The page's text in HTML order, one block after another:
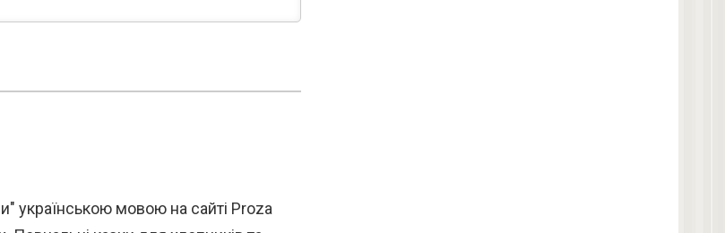
українською мовою на сайті Proza